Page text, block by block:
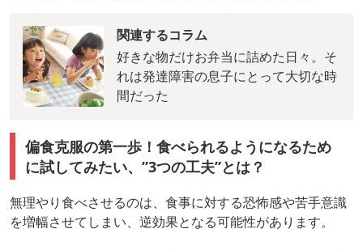
関連するコラム
好きな物だけお弁当に詰めた日々。そ
れは発達障害の息子にとって大切な時
間だった
偏食克服の第一歩！食べられるようになるため
に試してみたい、”3つの工夫”とは？
無理やり食べさせるのは、食事に対する恐怖感や苦手意識
を増幅させてしまい、逆効果となる可能性があります。